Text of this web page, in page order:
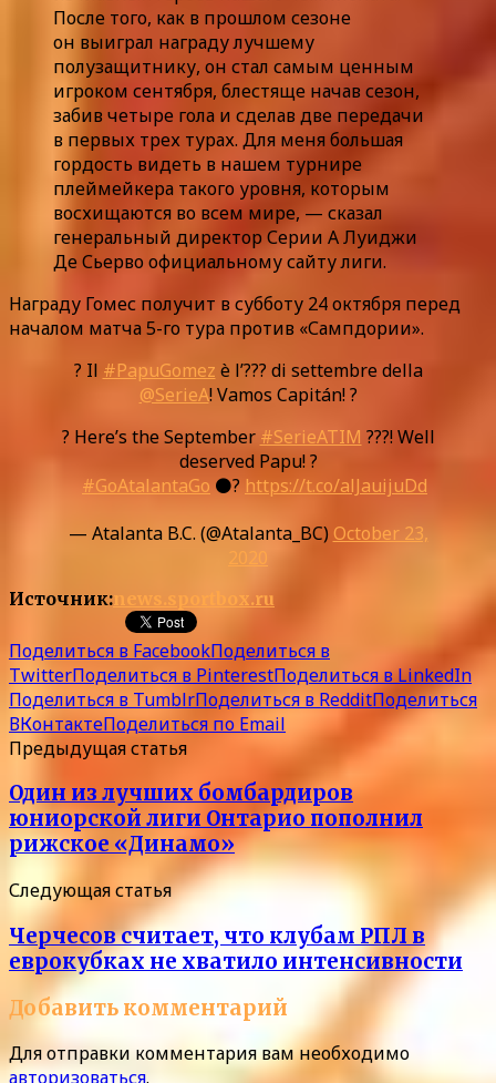
После того, как в прошлом сезоне
он выиграл награду лучшему
полузащитнику, он стал самым ценным
игроком сентября, блестяще начав сезон,
забив четыре гола и сделав две передачи
в первых трех турах. Для меня большая
гордость видеть в нашем турнире
плеймейкера такого уровня, которым
восхищаются во всем мире, — сказал
генеральный директор Серии А Луиджи
Де Сьерво официальному сайту лиги.
Награду Гомес получит в субботу 24 октября перед
началом матча 5-го тура против «Сампдории».
? Il #PapuGomez è l’??? di settembre della
@SerieA! Vamos Capitán! ?
? Here’s the September #SerieATIM ???! Well
deserved Papu! ?
#GoAtalantaGo ⚫️? https://t.co/alJauijuDd
— Atalanta B.C. (@Atalanta_BC) October 23,
2020
Источник:news.sportbox.ru
Поделиться в FacebookПоделиться в
TwitterПоделиться в PinterestПоделиться в LinkedIn
Поделиться в TumblrПоделиться в RedditПоделиться
ВКонтактеПоделиться по Email
Предыдущая статья
Один из лучших бомбардиров
юниорской лиги Онтарио пополнил
рижское «Динамо»
Следующая статья
Черчесов считает, что клубам РПЛ в
еврокубках не хватило интенсивности
Добавить комментарий
Для отправки комментария вам необходимо
авторизоваться.